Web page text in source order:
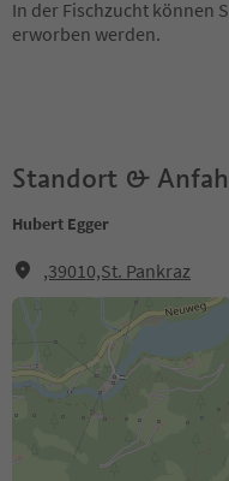
In der Fischzucht können
erworben werden.
Standort &
Hubert Egger
,39010,St. Pankraz